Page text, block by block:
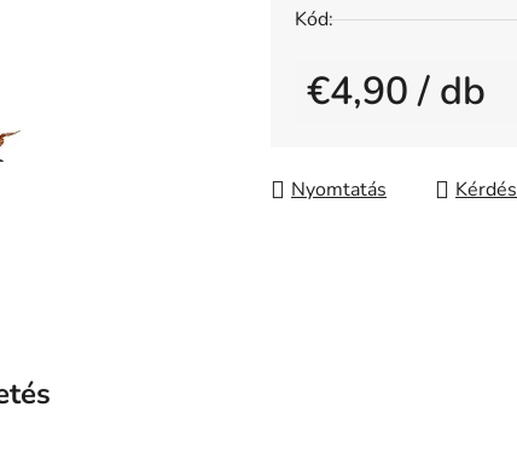
ből
csillag.
Kód:
€4,90/ db
Nyomtatás Kérdés